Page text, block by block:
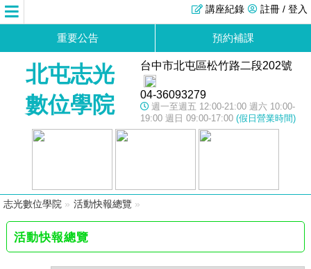
註冊 / 登入
講座紀錄
重要公告 預約補課
北屯志光
數位學院
台中市北屯區松竹路二段202號
04-36093279
週一至週五 12:00-21:00 週六 10:00-
19:00 週日 09:00-17:00 (假日營業時間)
志光數位學院 » 活動快報總覽 »
活動快報總覽